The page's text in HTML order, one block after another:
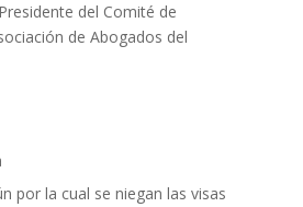
del Comité de
de Abogados del
por la cual se niegan las visas